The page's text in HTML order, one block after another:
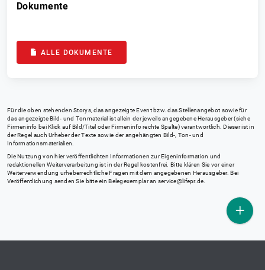
Dokumente
ALLE DOKUMENTE
Für die oben stehenden Storys, das angezeigte Event bzw. das Stellenangebot sowie für
das angezeigte Bild- und Tonmaterial ist allein der jeweils angegebene Herausgeber (siehe
Firmeninfo bei Klick auf Bild/Titel oder Firmeninfo rechte Spalte) verantwortlich. Dieser ist in
der Regel auch Urheber der Texte sowie der angehängten Bild-, Ton- und
Informationsmaterialien.
Die Nutzung von hier veröffentlichten Informationen zur Eigeninformation und
redaktionellen Weiterverarbeitung ist in der Regel kostenfrei. Bitte klären Sie vor einer
Weiterverwendung urheberrechtliche Fragen mit dem angegebenen Herausgeber. Bei
Veröffentlichung senden Sie bitte ein Belegexemplar an service@lifepr.de